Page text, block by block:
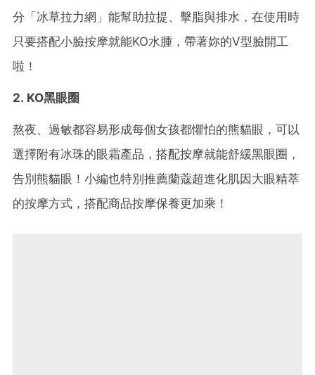
分「冰草拉力網」能幫助拉提、擊脂與排水，在使用時
只要搭配小臉按摩就能KO水腫，帶著妳的V型臉開工
啦！
2. KO黑眼圈
熬夜、過敏都容易形成每個女孩都懼怕的熊貓眼，可以
選擇附有冰珠的眼霜產品，搭配按摩就能舒緩黑眼圈，
告別熊貓眼！小編也特別推薦蘭蔻超進化肌因大眼精萃
的按摩方式，搭配商品按摩保養更加乘！